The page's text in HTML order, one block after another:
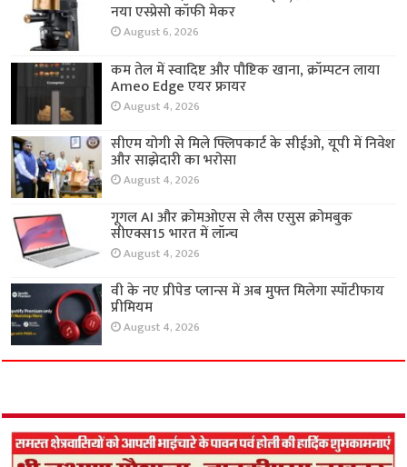
नया एस्प्रेसो कॉफी मेकर
August 6, 2026
कम तेल में स्वादिष्ट और पौष्टिक खाना, क्रॉम्पटन लाया
Ameo Edge एयर फ्रायर
August 4, 2026
सीएम योगी से मिले फ्लिपकार्ट के सीईओ, यूपी में निवेश
और साझेदारी का भरोसा
August 4, 2026
गूगल AI और क्रोमओएस से लैस एसुस क्रोमबुक
सीएक्स15 भारत में लॉन्च
August 4, 2026
वी के नए प्रीपेड प्लान्स में अब मुफ्त मिलेगा स्पॉटीफाय
प्रीमियम
August 4, 2026